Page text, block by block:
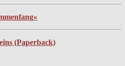
(Paperback)